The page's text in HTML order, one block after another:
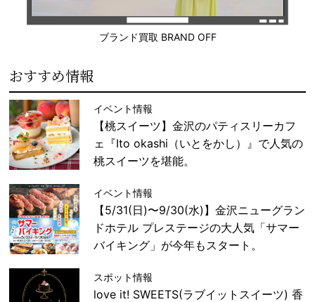
ブランド買取 BRAND OFF
おすすめ情報
イベント情報
【桃スイーツ】金沢のパティスリーカフ
ェ『Ito okashi（いとをかし）』で人気の
桃スイーツを堪能。
イベント情報
【5/31(日)〜9/30(水)】金沢ニューグラン
ドホテル プレステージの大人気「サマー
バイキング」が今年もスタート。
スポット情報
love it! SWEETS(ラブイットスイーツ) 香